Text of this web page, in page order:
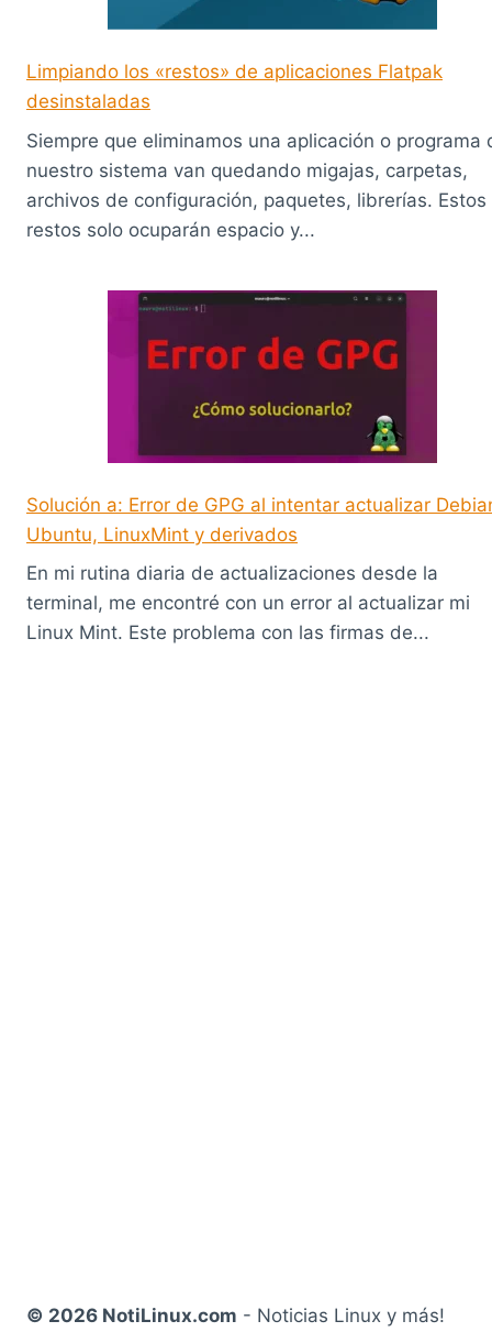
Limpiando los «restos» de aplicaciones Flatpak
desinstaladas
Siempre que eliminamos una aplicación o programa
nuestro sistema van quedando migajas, carpetas,
archivos de configuración, paquetes, librerías. Estos
restos solo ocuparán espacio y...
Solución a: Error de GPG al intentar actualizar
Ubuntu, LinuxMint y derivados
En mi rutina diaria de actualizaciones desde la
terminal, me encontré con un error al actualizar mi
Linux Mint. Este problema con las firmas de...
© 2026 NotiLinux.com - Noticias Linux y más!